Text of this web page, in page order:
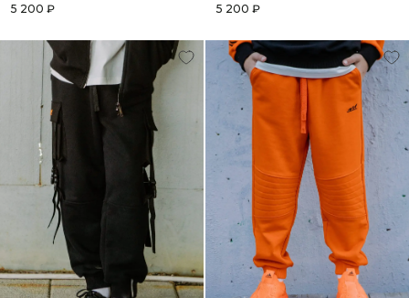
5 200 ₽
5 200 ₽